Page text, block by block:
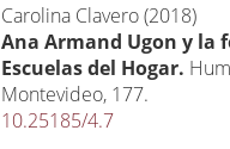
Carolina Clavero (2018)
Ana Armand Ugon y la
Escuelas del Hogar.
Montevideo, 177.
10.25185/4.7